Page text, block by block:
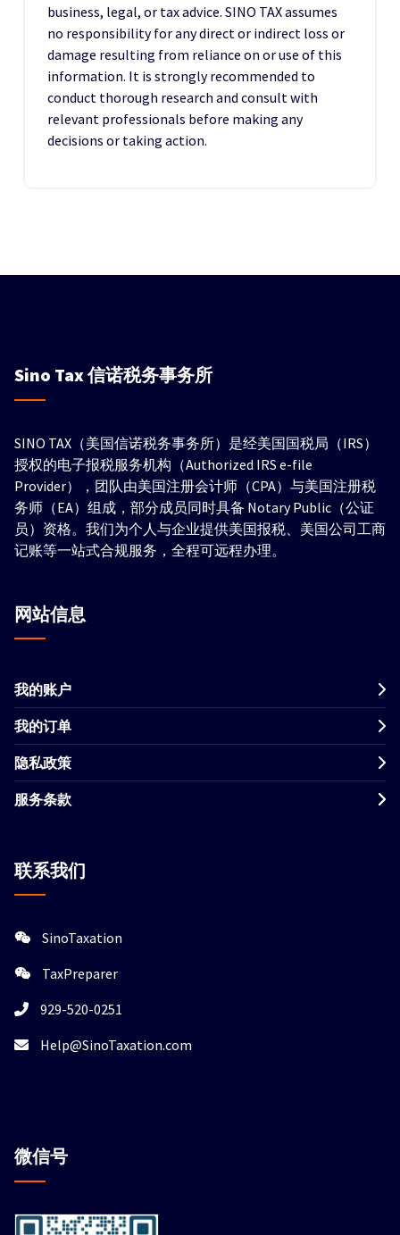
business, legal, or tax advice. SINO TAX assumes
no responsibility for any direct or indirect loss or
damage resulting from reliance on or use of this
information. It is strongly recommended to
conduct thorough research and consult with
relevant professionals before making any
decisions or taking action.
Sino Tax信诺税务事务所
SINO TAX（美国信诺税务事务所）是经美国国税局（IRS）
授权的电子报税服务机构（Authorized IRS e-file
Provider），团队由美国注册会计师（CPA）与美国注册税
务师（EA）组成，部分成员同时具备 Notary Public（公证
员）资格。我们为个人与企业提供美国报税、美国公司工商
记账等一站式合规服务，全程可远程办理。
网站信息
我的账户
我的订单
隐私政策
服务条款
联系我们
SinoTaxation
TaxPreparer
929-520-0251
Help@SinoTaxation.com
微信号